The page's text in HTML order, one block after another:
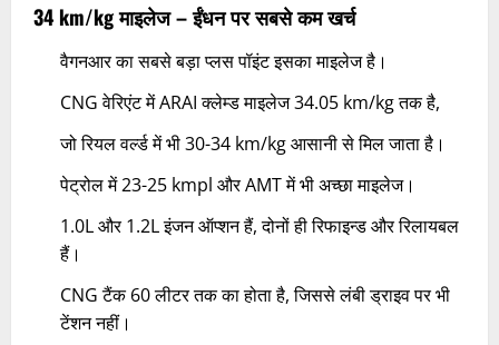
34 km/kg माइलेज – ईंधन पर सबसे कम खर्च
वैगनआर का सबसे बड़ा प्लस पॉइंट इसका माइलेज है।
CNG वेरिएंट में ARAI क्लेम्ड माइलेज 34.05 km/kg तक है,
जो रियल वर्ल्ड में भी 30-34 km/kg आसानी से मिल जाता है।
पेट्रोल में 23-25 kmpl और AMT में भी अच्छा माइलेज।
1.0L और 1.2L इंजन ऑप्शन हैं, दोनों ही रिफाइन्ड और रिलायबल
हैं।
CNG टैंक 60 लीटर तक का होता है, जिससे लंबी ड्राइव पर भी
टेंशन नहीं।